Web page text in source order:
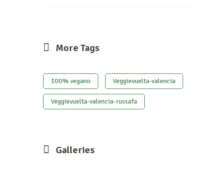
More Tags
100% vegano Veggievuelta-valencia
Veggievuelta-valencia-russafa
Galleries